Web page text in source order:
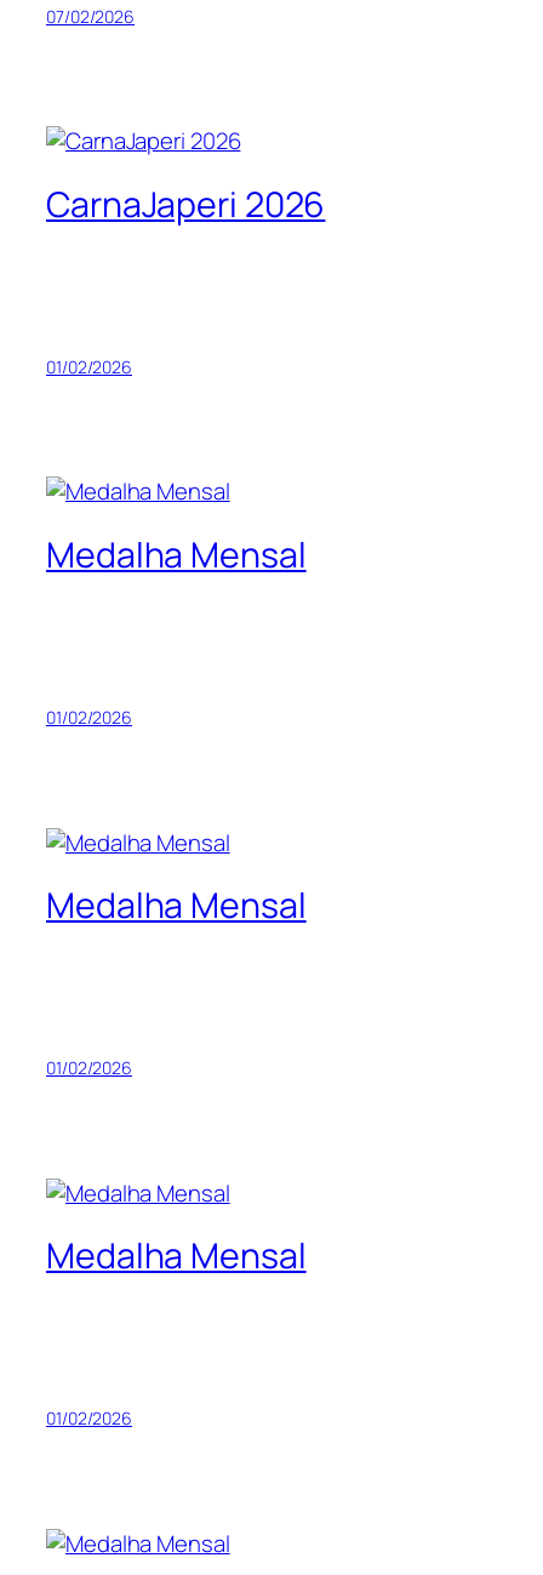
07/02/2026
CarnaJaperi 2026
01/02/2026
Medalha Mensal
01/02/2026
Medalha Mensal
01/02/2026
Medalha Mensal
01/02/2026